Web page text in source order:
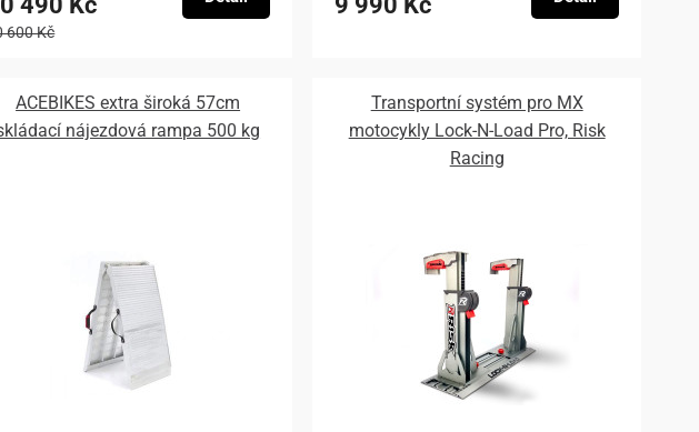
600 Kč
ACEBIKES extra široká 57cm
nájezdová rampa 500 kg
Transportní systém pro MX
motocykly Lock-N-Load Pro, Risk
Racing